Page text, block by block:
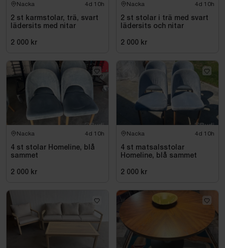
Nacka 4d 10h
2 st karmstolar, trä, svart
lädersits med nitar
2 000 kr
Nacka 4d 10h
2 st stolar i trä med svart
lädersits och nitar
2 000 kr
Nacka 4d 10h
4 st stolar Homeline, blå
sammet
2 000 kr
Nacka 4d 10h
4 st matsalsstolar
Homeline, blå sammet
2 000 kr